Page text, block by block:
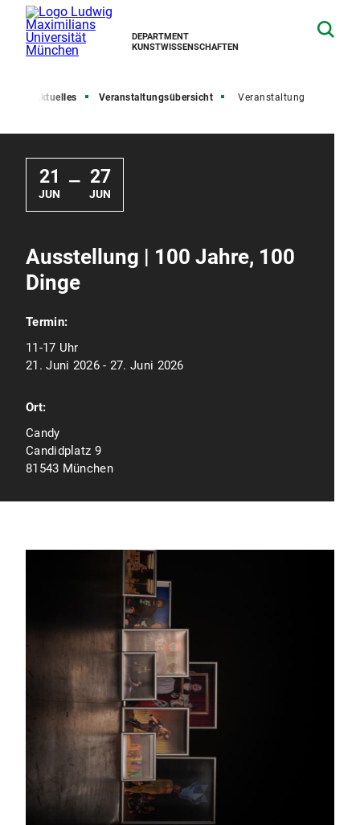
DEPARTMENT
KUNSTWISSENSCHAFTEN
Aktuelles Veranstaltungsübersicht Veranstaltung
21
JUN
— 27
JUN
Ausstellung | 100 Jahre, 100
Dinge
Termin:
11-17 Uhr
21. Juni 2026 - 27. Juni 2026
Ort:
Candy
Candidplatz 9
81543 München